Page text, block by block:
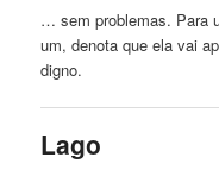
… sem problemas. Para
um, denota que ela vai
digno.
Lago